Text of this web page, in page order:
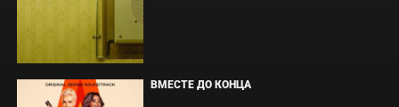
ВМЕСТЕ ДО КОНЦА